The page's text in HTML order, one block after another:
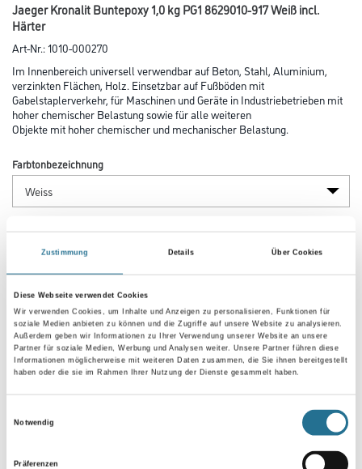
Zustimmung Details Über Cookies
Diese Webseite verwendet Cookies
Wir verwenden Cookies, um Inhalte und Anzeigen zu personalisieren, Funktionen für
soziale Medien anbieten zu können und die Zugriffe auf unsere Website zu analysieren.
Außerdem geben wir Informationen zu Ihrer Verwendung unserer Website an unsere
Partner für soziale Medien, Werbung und Analysen weiter. Unsere Partner führen diese
Informationen möglicherweise mit weiteren Daten zusammen, die Sie ihnen bereitgestellt
haben oder die sie im Rahmen Ihrer Nutzung der Dienste gesammelt haben.
Notwendig
Präferenzen
Jaeger Kronalit Buntepoxy 1,0 kg PG1 8629010-917 Weiß incl.
Härter
Art-Nr.:1010-000270
Im Innenbereich universell verwendbar auf Beton, Stahl, Aluminium,
verzinkten Flächen, Holz. Einsetzbar auf Fußböden mit
Gabelstaplerverkehr, für Maschinen und Geräte in Industriebetrieben mit
hoher chemischer Belastung sowie für alle weiteren
Objekte mit hoher chemischer und mechanischer Belastung.
Farbtonbezeichnung
Gebinde
Umrechnungsfaktoren